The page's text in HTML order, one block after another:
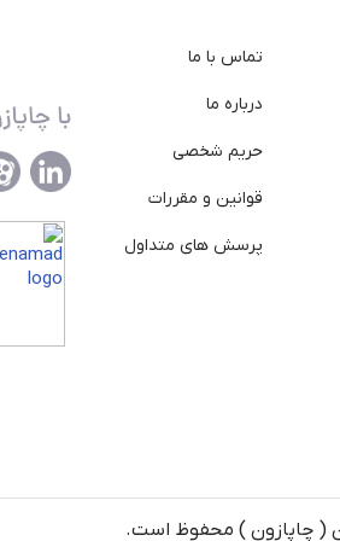
تماس با ما
درباره ما
حریم شخصی
قوانین و مقررات
پرسش های متداول
( چاپازون ) محفوظ است.